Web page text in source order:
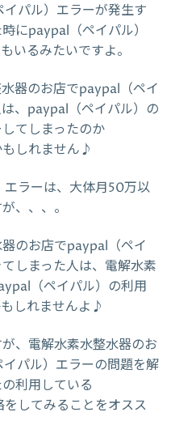
パル）エラーが発生す
にpaypal（ペイパル）
いるみたいですよ。
器のお店でpaypal（ペイ
、paypal（ペイパル）の
てしまったのか
しれません♪
ラーは、大体月50万以
、、、。
のお店でpaypal（ペイ
しまった人は、電解水素
（ペイパル）の利用
しれませんよ♪
、電解水素水整水器のお
パル）エラーの問題を解
利用している
してみることをオスス